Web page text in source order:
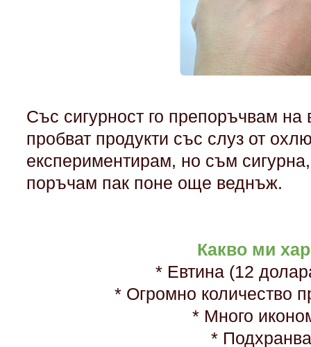
Със сигурност го препоръчвам на
пробват продукти със слуз от
експериментирам, но съм
поръчам пак поне още веднъж.
Какво ми
* Евтина (12
* Огромно количество
* Много
*